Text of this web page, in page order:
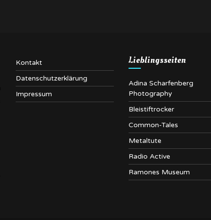
Kontakt
Datenschutzerklärung
Impressum
Lieblingsseiten
Adina Scharfenberg
Photography
Bleistiftrocker
Common-Tales
Metaltute
Radio Active
Ramones Museum